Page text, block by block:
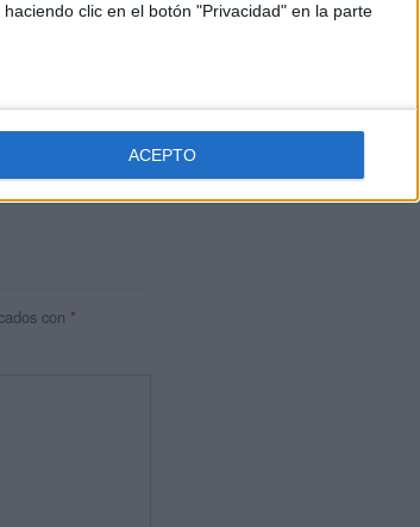
clic en el botón "Privacidad" en la parte
ACEPTO
Ginés y
encontramos
como docentes, y
con *